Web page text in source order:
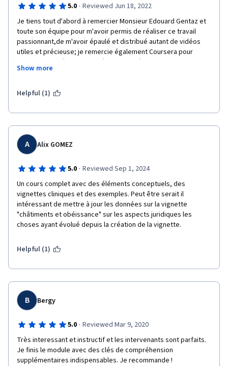
Merci à l'équipe et aux professeurs
5.0 · Reviewed Jun 18, 2022
Je tiens tout d'abord à remercier Monsieur Edouard Gentaz et
toute son équipe pour m'avoir permis de réaliser ce travail
passionnant,de m'avoir épaulé et distribué autant de vidéos
utiles et précieuse; je remercie également Coursera pour
m'avoir procuré ce cadre d'étude si agréable,et de me soutenir
dans mes choix et dans mon désir de continuer à étudier.Je
désirant maitriser le développement de l'enfant.
Show more
Helpful (1)
A Alix GOMEZ
5.0 · Reviewed Sep 1, 2024
Un cours complet avec des éléments conceptuels, des
vignettes cliniques et des exemples. Peut être serait il
intéressant de mettre à jour les données sur la vignette
"châtiments et obéissance" sur les aspects juridiques les
choses ayant évolué depuis la création de la vignette.
Helpful (1)
B Bergy
5.0 · Reviewed Mar 9, 2020
Très interessant et instructif et les intervenants sont parfaits.
Je finis le module avec des clés de compréhension
supplémentaires indispensables. Je recommande !